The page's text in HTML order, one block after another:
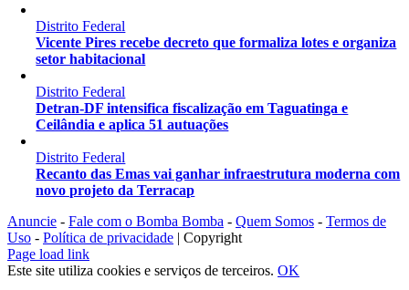
Distrito Federal
Vicente Pires recebe decreto que formaliza lotes e organiza
setor habitacional
Distrito Federal
Detran-DF intensifica fiscalização em Taguatinga e
Ceilândia e aplica 51 autuações
Distrito Federal
Recanto das Emas vai ganhar infraestrutura moderna com
novo projeto da Terracap
Anuncie - Fale com o Bomba Bomba - Quem Somos - Termos de
Uso - Política de privacidade | Copyright
Instagram
Facebook
X
YouTube
Page load link
Este site utiliza cookies e serviços de terceiros. OK